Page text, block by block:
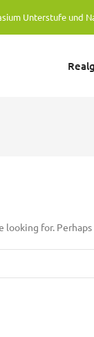
Unterstufe und
looking for.